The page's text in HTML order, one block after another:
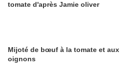
tomate d'après Jamie oliver
Mijoté de bœuf à la tomate et aux
oignons